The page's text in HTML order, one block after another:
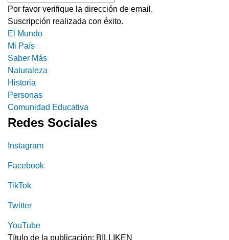
Por favor verifique la dirección de email.
Suscripción realizada con éxito.
El Mundo
Mi País
Saber Más
Naturaleza
Historia
Personas
Comunidad Educativa
Redes Sociales
Instagram
Facebook
TikTok
Twitter
YouTube
Título de la publicación: BILLIKEN